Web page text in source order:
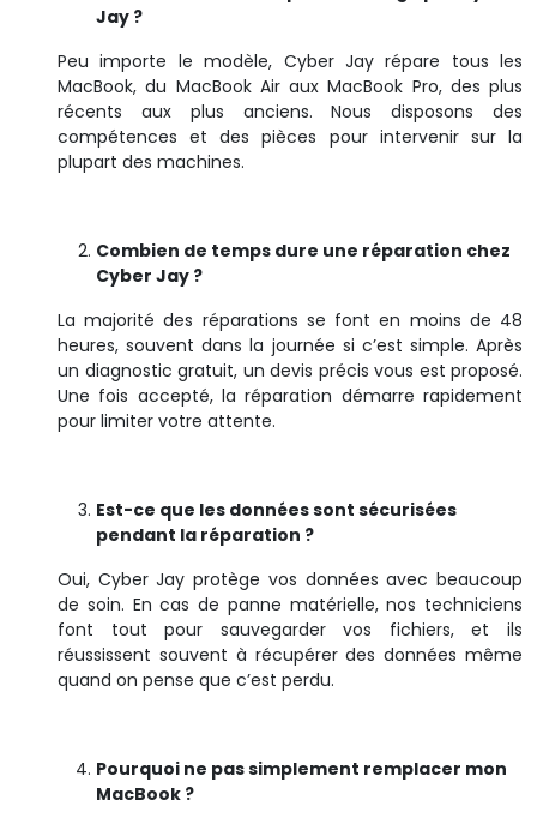
Jay ?
Peu importe le modèle, Cyber Jay répare tous les
MacBook, du MacBook Air aux MacBook Pro, des plus
récents aux plus anciens. Nous disposons des
compétences et des pièces pour intervenir sur la
plupart des machines.
Combien de temps dure une réparation chez
Cyber Jay ?
La majorité des réparations se font en moins de 48
heures, souvent dans la journée si c’est simple. Après
un diagnostic gratuit, un devis précis vous est proposé.
Une fois accepté, la réparation démarre rapidement
pour limiter votre attente.
Est-ce que les données sont sécurisées
pendant la réparation ?
Oui, Cyber Jay protège vos données avec beaucoup
de soin. En cas de panne matérielle, nos techniciens
font tout pour sauvegarder vos fichiers, et ils
réussissent souvent à récupérer des données même
quand on pense que c’est perdu.
Pourquoi ne pas simplement remplacer mon
MacBook ?